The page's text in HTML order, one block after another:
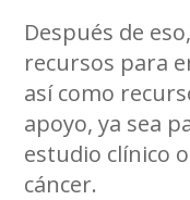
Después de
recursos para
así como
apoyo, ya sea
estudio clínico
cáncer.